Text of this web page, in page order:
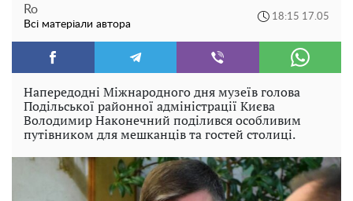
Ro
Всі матеріали автора
18:15 17.05
Напередодні Міжнародного дня музеїв голова
Подільської районної адміністрації Києва
Володимир Наконечний поділився особливим
путівником для мешканців та гостей столиці.